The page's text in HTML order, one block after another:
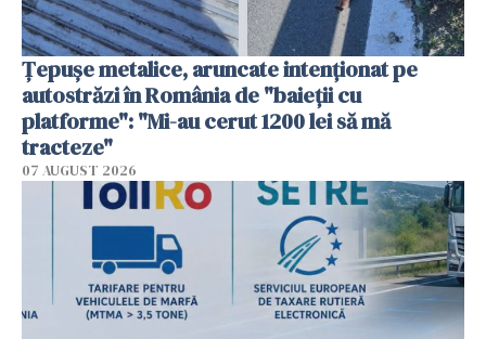
Țepușe metalice, aruncate intenționat pe
autostrăzi în România de "baieții cu
platforme": "Mi-au cerut 1200 lei să mă
tracteze"
07 AUGUST 2026